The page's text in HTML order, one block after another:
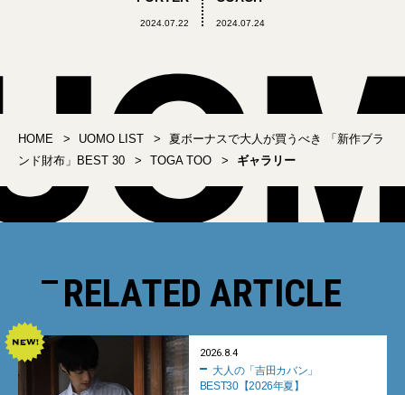
2024.07.22 2024.07.24
HOME UOMO LIST
夏ボーナスで大人が買うべき 「新作ブラ
ンド財布」BEST 30
TOGA TOO ギャラリー
RELATED ARTICLE
2026.8.4
BEST30【2026年夏】